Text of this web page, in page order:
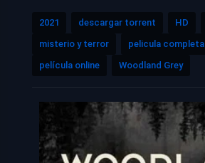
2021 descargar torrent HD
misterio y terror
pelicula completa
película online
Woodland Grey